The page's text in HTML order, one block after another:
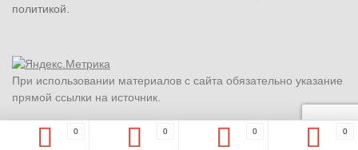
политикой.
При использовании материалов с сайта обязательно указание
прямой ссылки на источник.
0 0 0 0